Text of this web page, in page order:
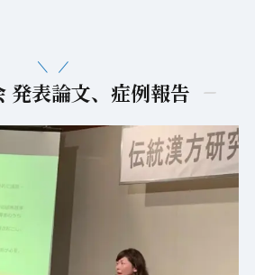
発表論文、症例報告